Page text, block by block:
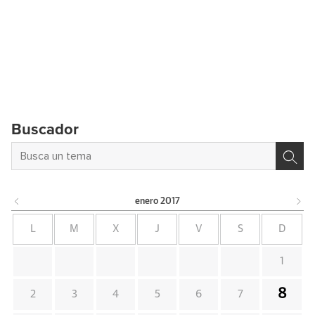
Buscador
enero 2017
L M X J V S D
1
2 3 4 5 6 7 8